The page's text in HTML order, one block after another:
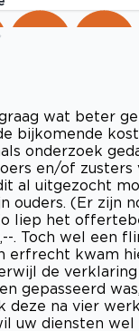
wat beter
bijkomende
onderzoek
en/of zusters
al uitgezocht
ouders. (Er zijn
liep het
. Toch wel een
erfrecht kwam
de
gepasseerd
deze na vier
uw diensten wel